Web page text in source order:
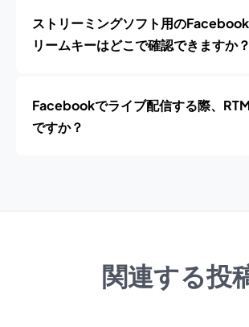
ストリーミングソフト用の
リームキーはどこで確認できますか？
Facebookでライブ配信する際、
ですか？
関連する投